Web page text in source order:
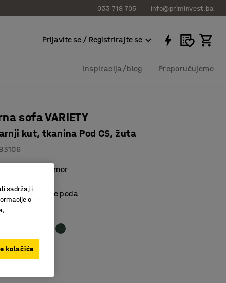
033 718 705 info@priminvest.ba
Prijavite se / Registrirajte se
Inspiracija/blog Preporučujemo
sofa VARIETY
kut, tkanina Pod CS, žuta
prostore za odmor
čišćenje poda
KM
sadržaj i
o
kolačiće